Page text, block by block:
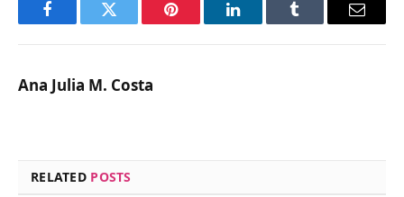
FacebookTwitter Pinterest LinkedInTumblr Email
Ana Julia M. Costa
RELATED POSTS